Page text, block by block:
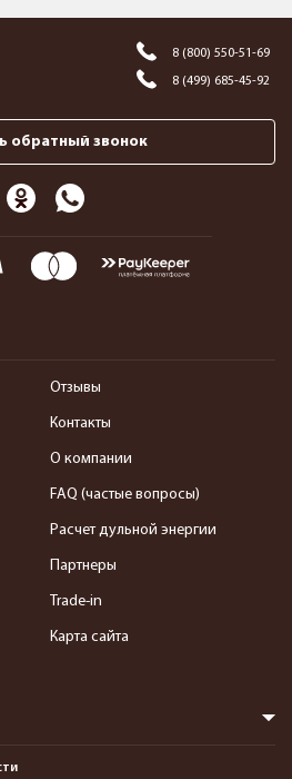
8 (800) 550-51-69
8 (499) 685-45-92
обратный звонок
Отзывы
Контакты
О компании
FAQ (частые вопросы)
Расчет дульной энергии
Партнеры
Trade-in
Карта сайта